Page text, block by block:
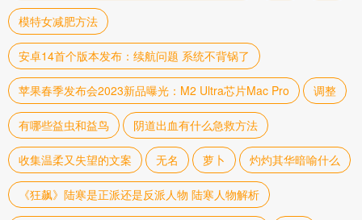
模特女减肥方法
安卓14首个版本发布：续航问题 系统不背锅了
苹果春季发布会2023新品曝光：M2 Ultra芯片Mac Pro 调整
有哪些益虫和益鸟 阴道出血有什么急救方法
收集温柔又失望的文案 无名 萝卜 灼灼其华暗喻什么
《狂飙》陆寒是正派还是反派人物 陆寒人物解析